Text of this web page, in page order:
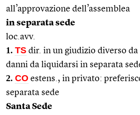
all’approvazione dell’assemblea
in separata sede
loc.avv.
1. TS dir. in un giudizio diverso
danni da liquidarsi in separata
2. CO estens., in privato:
separata sede
Santa Sede